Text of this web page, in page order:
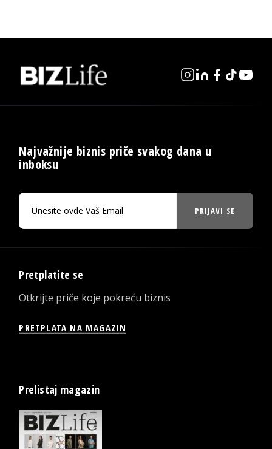
Najvažnije biznis priče svakog dana u
inboksu
PRIJAVI SE
Pretplatite se
Otkrijte priče koje pokreću biznis
PRETPLATA NA MAGAZIN
Prelistaj magazin